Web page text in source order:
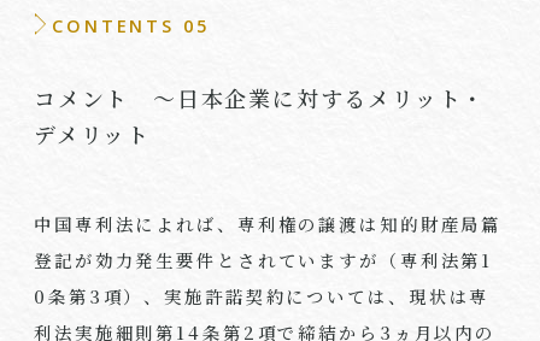
CONTENTS 05
コメント ～日本企業に対するメリット・
デメリット
中国専利法によれば、専利権の譲渡は知的財産局篇
登記が効力発生要件とされていますが（専利法第1
0条第3 項）、実施許諾契約については、現状は専
利法実施細則第14条第2項で締結から3ヵ月以内の